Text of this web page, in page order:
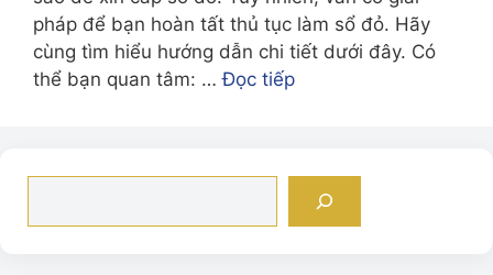
pháp để bạn hoàn tất thủ tục làm sổ đỏ. Hãy
cùng tìm hiểu hướng dẫn chi tiết dưới đây. Có
thể bạn quan tâm: …Đọc tiếp